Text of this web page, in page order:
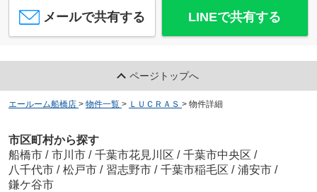
メールで共有する LINEで共有する
ページトップへ
エールーム船橋店 > 物件一覧 > ＬＵＣＲＡＳ > 物件詳細
市区町村から探す
船橋市 / 市川市 / 千葉市花見川区 / 千葉市中央区 /
八千代市 / 松戸市 / 習志野市 / 千葉市稲毛区 / 浦安市 /
鎌ケ谷市